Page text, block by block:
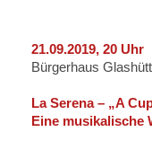
21.09.2019, 20 Uhr
Bürgerhaus
La Serena – „A
Eine musikalische